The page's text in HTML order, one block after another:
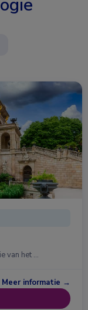
van het …
Meer informatie →